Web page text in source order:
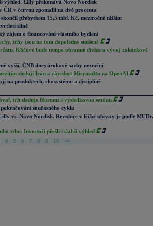
výhled. Lilly překonává Novo Nordisk
v červnu zpomalil na dvě procenta
přebytkem 15,5 mld. Kč, meziročně nižším
silně
zájem o financování vlastního bydlení
trhy jsou na tom dopoledne smíšeně
Klíčové bude tempo obranné divize a vývoj zakázkové
vyšší, ČNB dnes úrokové sazby nezmění
sledují Írán a závislost Microsoftu na OpenAI
na produktech, ekosystému a disciplíně
trh sleduje Hormuz i výsledkovou sezónu
současného cyklu
vs. Novo Nordisk. Revoluce v léčbě obezity je podle MUDr.
trhu. Investoři přešli i slabší výhled
4 5 6 7 8 9 10 >>